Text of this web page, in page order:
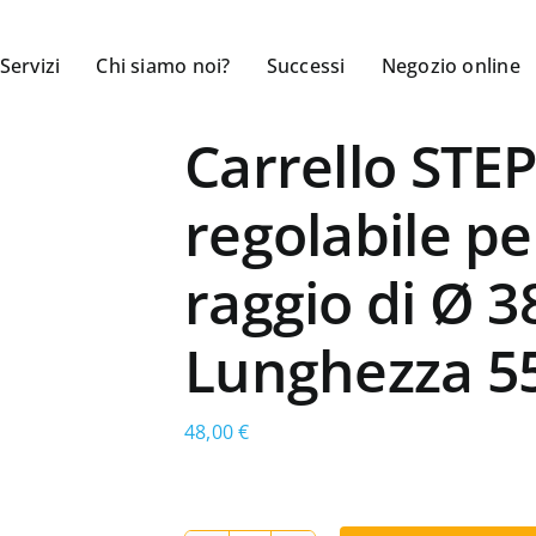
Servizi Chi siamo noi? Successi Negozio online
Carrello
regolabile
raggio di Ø
Lunghezza
48,00€